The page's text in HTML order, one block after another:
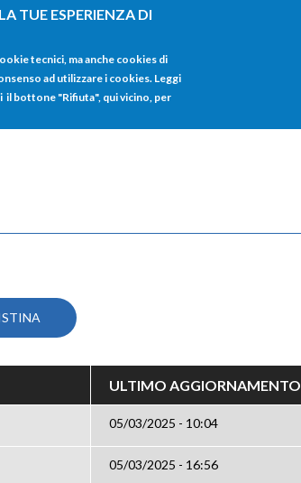
TUE ESPERIENZA DI
tecnici, ma anche cookies di
ad utilizzare i cookies. Leggi
il bottone "Rifiuta", qui vicino, per
HOME
ULTIMO AGGIORNAMENTO
05/03/2025 - 10:04
05/03/2025 - 16:56